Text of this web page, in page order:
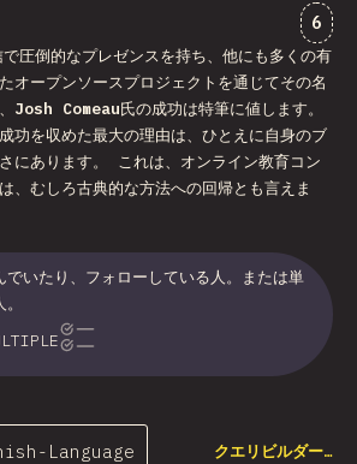
“人
6
圧倒的なプレゼンスを持ち、他にも多くの有
オープンソースプロジェクトを通じてその名
Josh Comeau氏の成功は特筆に値します。
功を収めた最大の理由は、ひとえに自身のブ
にあります。 これは、オンライン教育コン
、むしろ古典的な方法への回帰とも言えま
でいたり、フォローしている人。または単
Language クエリビルダー…